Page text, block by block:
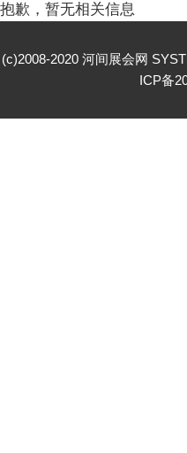
抱歉，暂无相关信息
(c)2008-2020 河间展会网
ICP备